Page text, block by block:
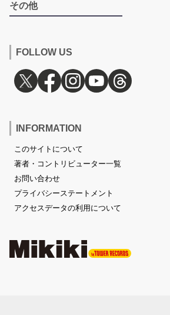
その他
FOLLOW US
INFORMATION
このサイトについて
著者・コントリビューター一覧
お問い合わせ
プライバシーステートメント
アクセスデータの利用について